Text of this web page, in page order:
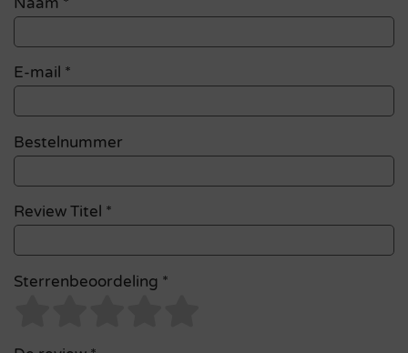
E-mail *
Bestelnummer
Review Titel *
Sterrenbeoordeling *